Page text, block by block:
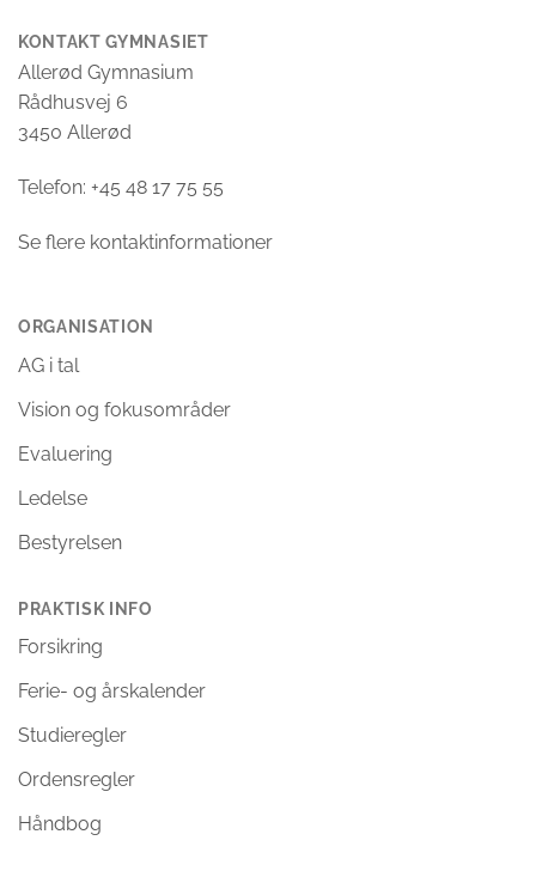
KONTAKT GYMNASIET
Allerød Gymnasium
Rådhusvej 6
3450 Allerød
Telefon: +45 48 17 75 55
Se flere kontaktinformationer
ORGANISATION
AG i tal
Vision og fokusområder
Evaluering
Ledelse
Bestyrelsen
PRAKTISK INFO
Forsikring
Ferie- og årskalender
Studieregler
Ordensregler
Håndbog